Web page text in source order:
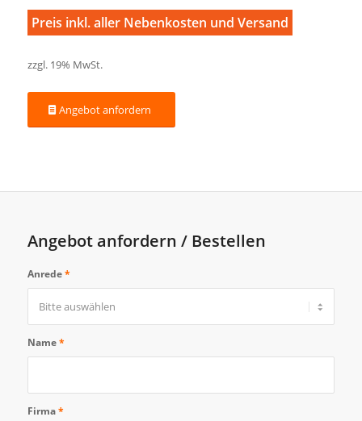
Preis inkl. aller Nebenkosten und Versand
zzgl. 19% MwSt.
Angebot anfordern
Angebot anfordern / Bestellen
Anrede*
Name*
Firma*